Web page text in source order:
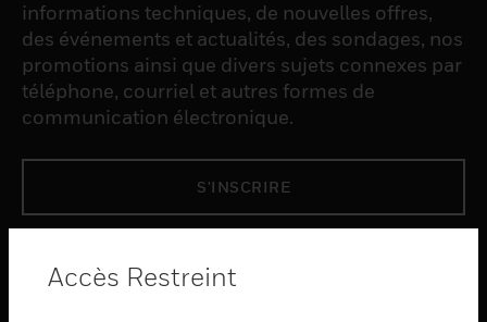
informations techniques, de nouvelles offres,
des événements et actualités, des sondages, nos
promotions ainsi que divers sujets connexes par
téléphone, courriel et autres formes de
communication électronique.
S'INSCRIRE
Accès Restreint